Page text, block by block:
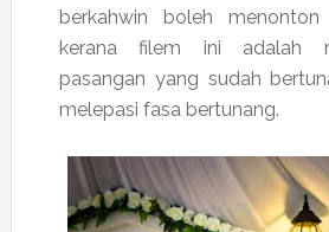
berkahwin boleh
kerana filem ini adalah
pasangan yang sudah
melepasi fasa bertunang.